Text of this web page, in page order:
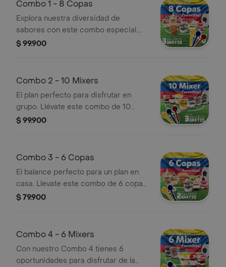
Combo 1 - 8 Copas
Explora nuestra diversidad de
sabores con este combo especial.
Incluye 8 copas elegidas entre
$ 99.900
Combo 2 - 10 Mixers
El plan perfecto para disfrutar en
grupo. Llévate este combo de 10
Mixers variados y asegura el postre
$ 99.900
Combo 3 - 6 Copas
El balance perfecto para un plan en
casa. Llevate este combo de 6 copas
variadas y disfruta de nuestra
$ 79.900
Combo 4 - 6 Mixers
Con nuestro Combo 4 tienes 6
oportunidades para disfrutar de la